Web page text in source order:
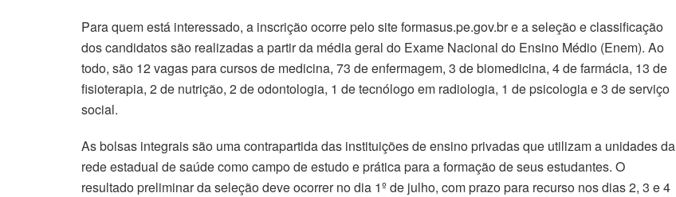
Para quem está interessado, a inscrição ocorre pelo site formasus.pe.gov.br e a seleção e classificação
dos candidatos são realizadas a partir da média geral do Exame Nacional do Ensino Médio (Enem). Ao
todo, são 12 vagas para cursos de medicina, 73 de enfermagem, 3 de biomedicina, 4 de farmácia, 13 de
fisioterapia, 2 de nutrição, 2 de odontologia, 1 de tecnólogo em radiologia, 1 de psicologia e 3 de serviço
social.
As bolsas integrais são uma contrapartida das instituições de ensino privadas que utilizam a unidades da
rede estadual de saúde como campo de estudo e prática para a formação de seus estudantes. O
resultado preliminar da seleção deve ocorrer no dia 1º de julho, com prazo para recurso nos dias 2, 3 e 4